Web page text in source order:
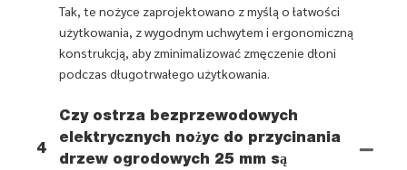
Tak, te nożyce zaprojektowano z myślą o łatwości
użytkowania, z wygodnym uchwytem i ergonomiczną
konstrukcją, aby zminimalizować zmęczenie dłoni
podczas długotrwałego użytkowania.
4
Czy ostrza bezprzewodowych
elektrycznych nożyc do przycinania
drzew ogrodowych 25 mm są